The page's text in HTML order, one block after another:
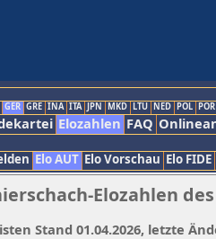
GER GRE INA ITA JPN MKD LTU NED POL POR
Elozahlen FAQ
Elo AUT Elo Vorschau Elo FIDE
Elozahlen des
Stand 01.04.2026, letzte